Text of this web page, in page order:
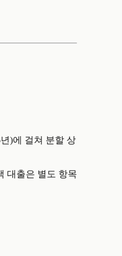
)에 걸쳐 분할 상
대출은 별도 항목